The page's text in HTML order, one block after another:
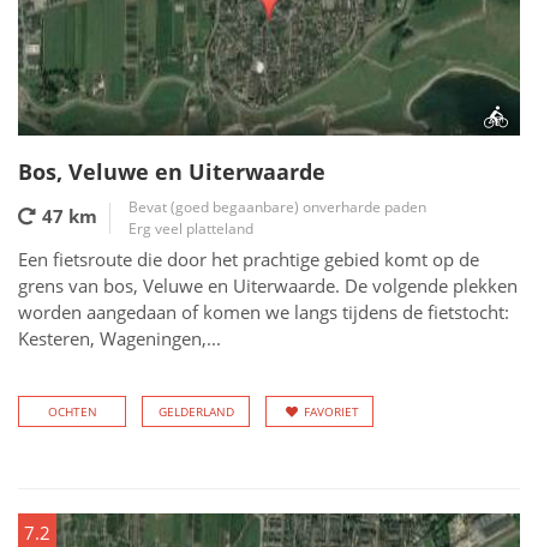
Bos, Veluwe en Uiterwaarde
47 km
Bevat (goed begaanbare) onverharde paden
Erg veel platteland
Een fietsroute die door het prachtige gebied komt op de
grens van bos, Veluwe en Uiterwaarde. De volgende plekken
worden aangedaan of komen we langs tijdens de fietstocht:
Kesteren, Wageningen,...
OCHTEN GELDERLAND FAVORIET
7.2